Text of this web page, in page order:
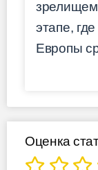
этапе,
Европы
Оценка